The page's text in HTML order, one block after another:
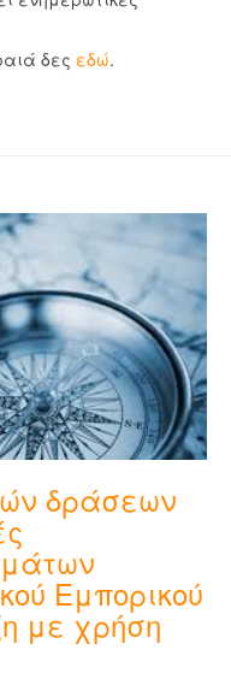
δες εδώ.
δράσεων
Εμπορικού
με χρήση